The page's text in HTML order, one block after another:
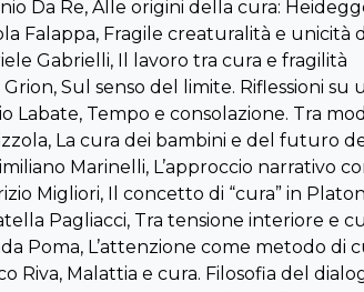
Da Re, Alle origini della cura:
Falappa, Fragile creaturalità e unicità
Gabrielli, Il lavoro tra cura e fragilità
Grion, Sul senso del limite. Riflessioni
Labate, Tempo e consolazione. Tra
La cura dei bambini e del futuro
Marinelli, L’approccio narrativo
Migliori, Il concetto di “cura” in
Pagliacci, Tra tensione interiore e
Poma, L’attenzione come metodo
Riva, Malattia e cura. Filosofia del